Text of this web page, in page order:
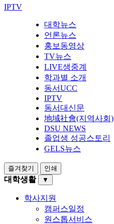
IPTV
대학뉴스
언론뉴스
홍보동영상
TV뉴스
LIVE생중계
학과별 소개
동서UCC
IPTV
동서대신문
地域社會(지역사회)
DSU NEWS
졸업생 성공스토리
GELS뉴스
즐겨찾기 인쇄
대학생활 ▼
학사지원
캠퍼스일정
원스톱서비스